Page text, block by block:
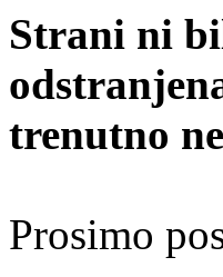
Strani ni
trenutno
Prosimo